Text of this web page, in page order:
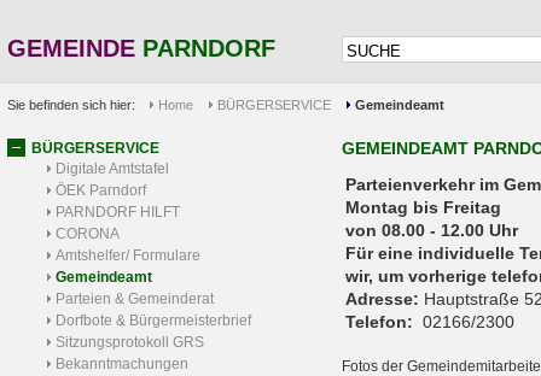
GEMEINDE PARNDORF
Sie befinden sich hier: Home BÜRGERSERVICE Gemeindeamt
BÜRGERSERVICE
Digitale Amtstafel
ÖEK Parndorf
PARNDORF HILFT
CORONA
Amtshelfer/ Formulare
Gemeindeamt
Parteien & Gemeinderat
Dorfbote & Bürgermeisterbrief
Sitzungsprotokoll GRS
Bekanntmachungen
GEMEINDEAMT
Parteienverkehr
Montag bis Freitag
von 08.00 - 12.00 Uhr
Für eine individuelle
wir, um vorherige
Adresse: Hauptstraße
Telefon: 02166/2300
Fotos der